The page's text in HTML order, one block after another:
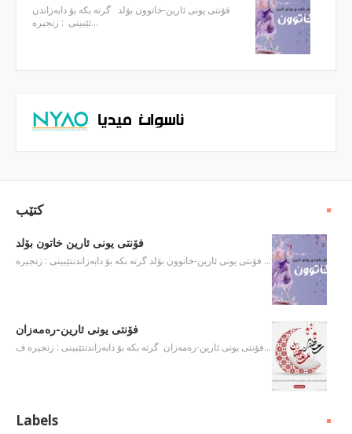
فۆنتی یونی ئارین-خاتوون بۆلد گرته‌ بكه‌ بۆ دابه‌زاندن
تێبینی : زنجیره…
كتێب
فۆنتی یونی ئارین خاتون بۆلد
فۆنتی یونی ئارین-خاتوون بۆلد گرته‌ بكه‌ بۆ دابه‌زاندنتێبینی : زنجیره‌ …
فۆنتی یونی ئارین-ره‌مه‌زان
فۆنتی یونی ئارین-ره‌مه‌زان گرته‌ بكه‌ بۆ دابه‌زاندنتێبینی : زنجیره‌ ف…
Labels